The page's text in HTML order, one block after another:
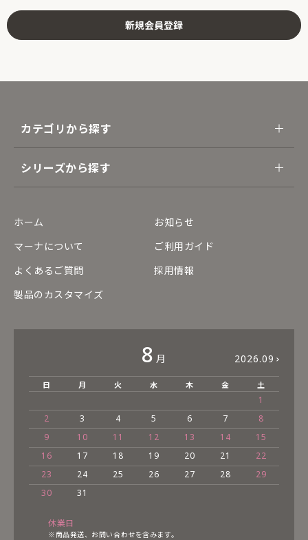
カテゴリから探す
シリーズから探す
ホーム
お知らせ
マーナについて
ご利用ガイド
よくあるご質問
採用情報
製品のカスタマイズ
8 月 2026.09
日 月 火 水 木 金 土
1
2
3 4 5 6 7
8
9
10 11 12 13 14
15
16
17 18 19 20 21
22
23
24 25 26 27 28
29
30
31
休業日
※商品発送、お問い合わせを含みます。